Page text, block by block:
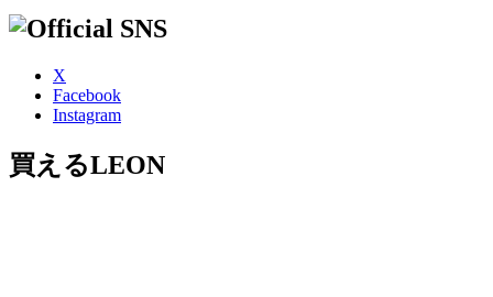
X
Facebook
Instagram
買えるLEON